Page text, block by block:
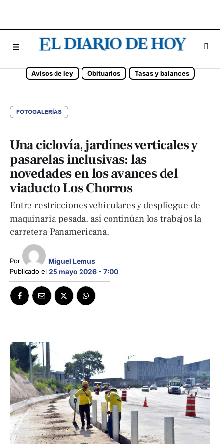
Avisos de ley Obituarios Tasas y balances
FOTOGALERÍAS
Una ciclovía, jardínes verticales y
pasarelas inclusivas: las
novedades en los avances del
viaducto Los Chorros
Entre restricciones vehiculares y despliegue de
maquinaria pesada, así continúan los trabajos la
carretera Panamericana.
Por Miguel Lemus
Publicado el 25 mayo 2026 - 7:00